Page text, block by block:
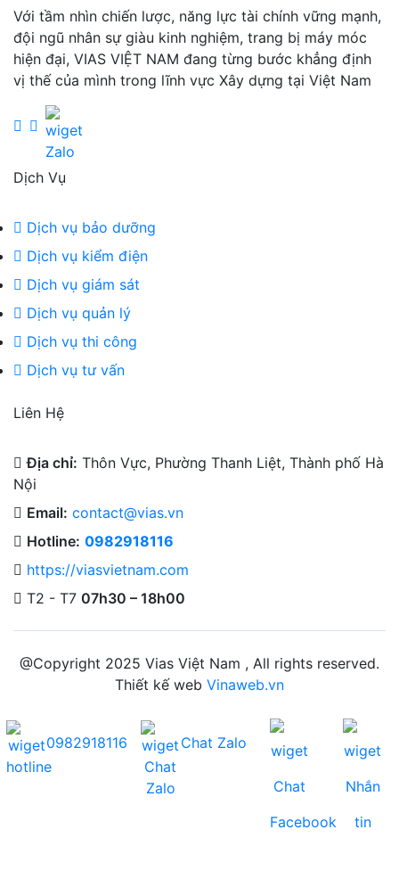
Với tầm nhìn chiến lược, năng lực tài chính vững mạnh,
đội ngũ nhân sự giàu kinh nghiệm, trang bị máy móc
hiện đại, VIAS VIỆT NAM đang từng bước khẳng định
vị thế của mình trong lĩnh vực Xây dựng tại Việt Nam
Dịch Vụ
Dịch vụ bảo dưỡng
Dịch vụ kiểm điện
Dịch vụ giám sát
Dịch vụ quản lý
Dịch vụ thi công
Dịch vụ tư vấn
Liên Hệ
Địa chỉ: Thôn Vực, Phường Thanh Liệt, Thành phố Hà
Nội
Email: contact@vias.vn
Hotline: 0982918116
https://viasvietnam.com
T2 - T7 07h30 – 18h00
@Copyright 2025 Vias Việt Nam , All rights reserved.
Thiết kế web Vinaweb.vn
0982918116 Chat Zalo